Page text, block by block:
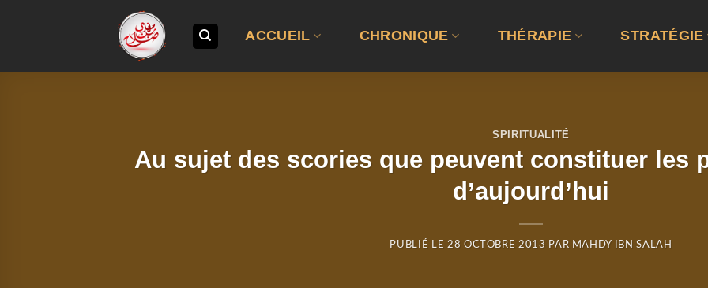
ACCUEIL CHRONIQUE THÉRAPIE STRATÉGIE
SPIRITUALITÉ
Au sujet des scories que peuvent constituer les
d’aujourd’hui
PUBLIÉ LE 28 OCTOBRE 2013 PAR MAHDY IBN SALAH